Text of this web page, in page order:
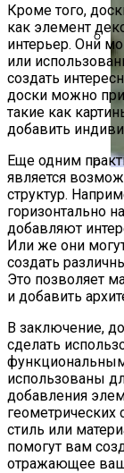
Кроме того,
как элемент
интерьер. Они
или
создать
доски можно
такие как
добавить
Еще одним
является
структур.
горизонтально
добавляют
Или же они
создать
Это позволяет
и добавить
В заключение,
сделать
использованы
добавления
геометрических
стиль или
помогут вам
отражающее